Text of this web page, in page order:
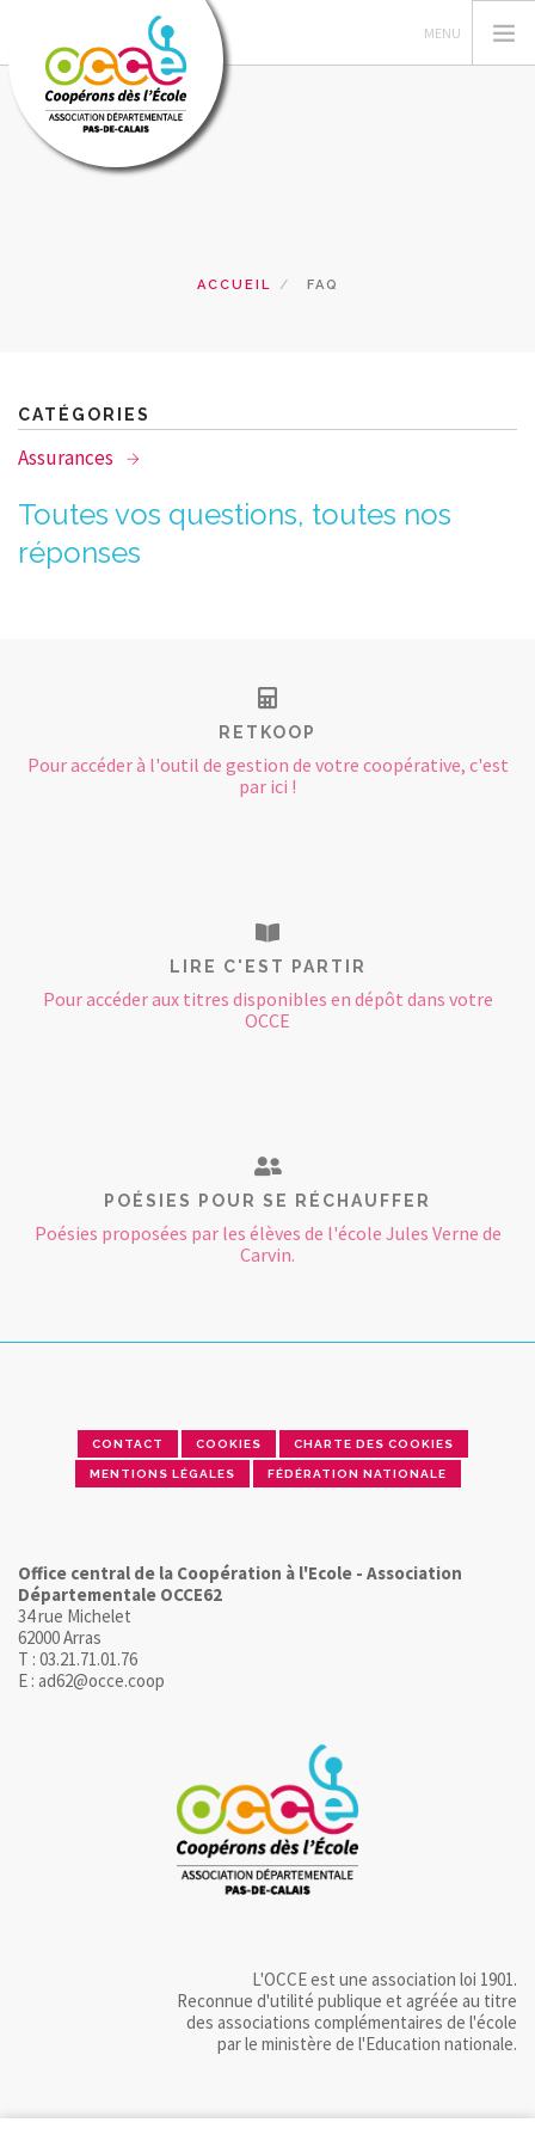
NOS ACTIONS PEDAGOGIQUES
RECHERCHER
CONTACT
ACCUEIL FAQ
CATÉGORIES
Assurances
Toutes vos questions, toutes nos
réponses
RETKOOP
Pour accéder à l'outil de gestion de votre coopérative, c'est
par ici !
LIRE C'EST PARTIR
Pour accéder aux titres disponibles en dépôt dans votre
OCCE
POÉSIES POUR SE RÉCHAUFFER
Poésies proposées par les élèves de l'école Jules Verne de
Carvin.
CONTACT COOKIES CHARTE DES COOKIES
MENTIONS LÉGALES FÉDÉRATION NATIONALE
Office central de la Coopération à l'Ecole - Association
Départementale OCCE62
34 rue Michelet
62000 Arras
T : 03.21.71.01.76
E : ad62@occe.coop
L'OCCE est une association loi 1901.
Reconnue d'utilité publique et agréée au titre
des associations complémentaires de l'école
par le ministère de l'Education nationale.